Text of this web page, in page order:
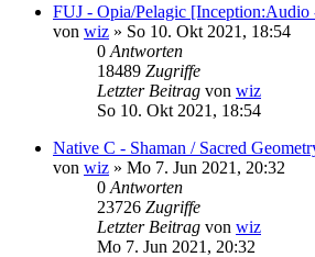
FUJ - Opia/Pelagic
von wiz » So 10. Okt 2021, 18:54
0 Antworten
18489 Zugriffe
Letzter Beitrag von wiz
So 10. Okt 2021, 18:54
Native C - Shaman / Sacred
von wiz » Mo 7. Jun 2021, 20:32
0 Antworten
23726 Zugriffe
Letzter Beitrag von wiz
Mo 7. Jun 2021, 20:32